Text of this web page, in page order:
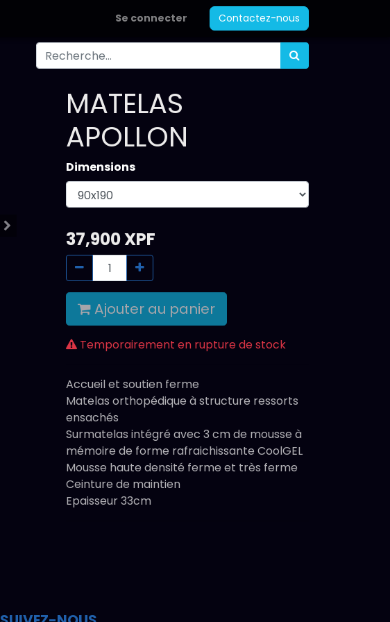
Se connecter Contactez-nous
MATELAS
APOLLON
Dimensions
37,900XPF
Ajouter au panier
Temporairement en rupture de stock
Accueil et soutien ferme
Matelas orthopédique à structure ressorts
ensachés
Surmatelas intégré avec 3 cm de mousse à
mémoire de forme rafraichissante CoolGEL
Mousse haute densité ferme et très ferme
Ceinture de maintien
Epaisseur 33cm